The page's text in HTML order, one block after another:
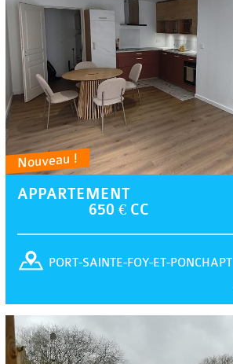
Nouveau !
APPARTEMENT
650 € CC
PORT-SAINTE-FOY-ET-PONCHAPT